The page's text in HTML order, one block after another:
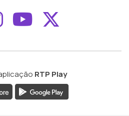
ao
Aceder ao
Aceder ao
RTP Play